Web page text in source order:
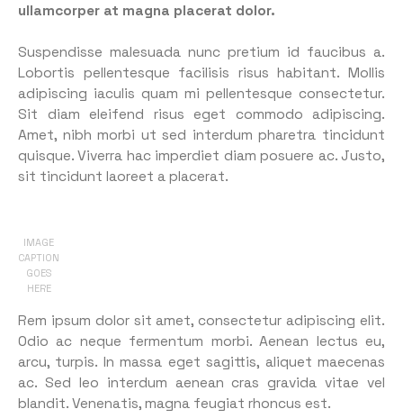
ullamcorper at magna placerat dolor.
Suspendisse malesuada nunc pretium id faucibus a.
Lobortis pellentesque facilisis risus habitant. Mollis
adipiscing iaculis quam mi pellentesque consectetur.
Sit diam eleifend risus eget commodo adipiscing.
Amet, nibh morbi ut sed interdum pharetra tincidunt
quisque. Viverra hac imperdiet diam posuere ac. Justo,
sit tincidunt laoreet a placerat.
IMAGE
CAPTION
GOES
HERE
Rem ipsum dolor sit amet, consectetur adipiscing elit.
Odio ac neque fermentum morbi. Aenean lectus eu,
arcu, turpis. In massa eget sagittis, aliquet maecenas
ac. Sed leo interdum aenean cras gravida vitae vel
blandit. Venenatis, magna feugiat rhoncus est.